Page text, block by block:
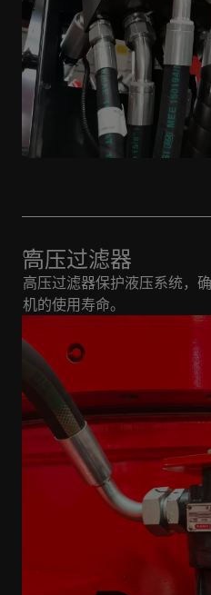
高压过滤器
高压过滤器保护液压系统，
机的使用寿命。